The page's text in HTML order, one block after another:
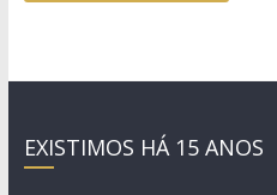
EXISTIMOS HÁ 15 ANOS